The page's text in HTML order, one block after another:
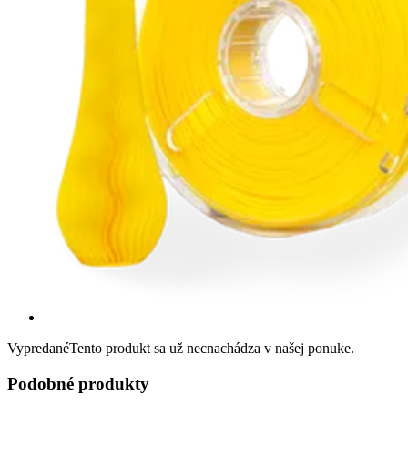
VypredanéTento produkt sa už necnachádza v našej ponuke.
Podobné produkty